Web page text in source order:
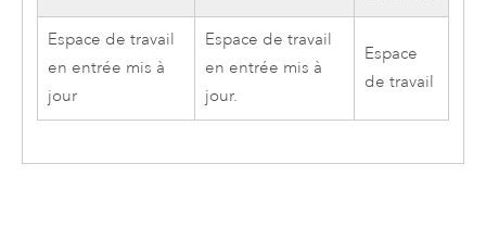
Espace de travail
en entrée mis à
jour
Espace de travail
en entrée mis à
jour.
Espace
de travail